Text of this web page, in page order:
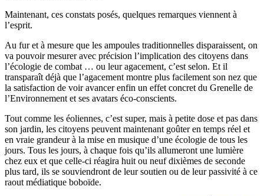
Maintenant, ces constats posés, quelques remarques viennent à
l’esprit.
Au fur et à mesure que les ampoules traditionnelles disparaissent, on
va pouvoir mesurer avec précision l’implication des citoyens dans
l’écologie de combat … ou leur agacement, c’est selon. Et il
transparaît déjà que l’agacement montre plus facilement son nez que
la satisfaction de voir avancer enfin un effet concret du Grenelle de
l’Environnement et ses avatars éco-conscients.
Tout comme les éoliennes, c’est super, mais à petite dose et pas dans
son jardin, les citoyens peuvent maintenant goûter en temps réel et
en vraie grandeur à la mise en musique d’une écologie de tous les
jours. Tous les jours, à chaque fois qu’ils allumeront une lumière
chez eux et que celle-ci réagira huit ou neuf dixièmes de seconde
plus tard, ils se souviendront de leur soutien ou de leur passivité à ce
raout médiatique boboïde.